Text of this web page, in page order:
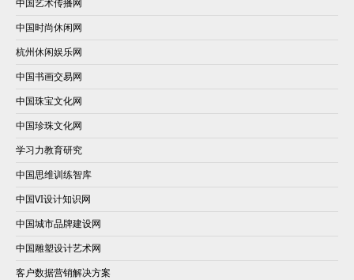
中国时尚休闲网
杭州休闲娱乐网
中国书画交易网
中国珠宝文化网
中国珍珠文化网
学习力教育研究
中国思维训练智库
中国VI设计知识网
中国城市品牌建设网
中国雕塑设计艺术网
客户数据营销解决方案